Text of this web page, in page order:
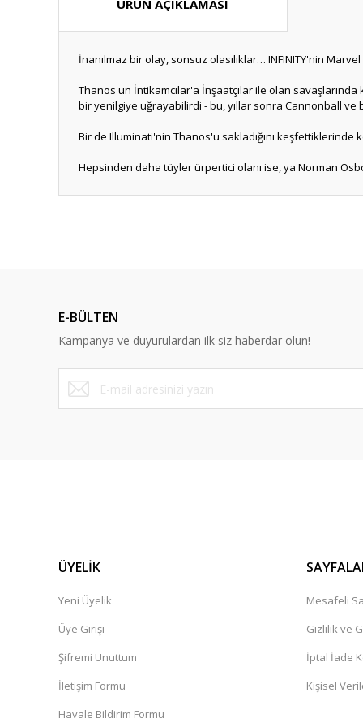
ÜRÜN AÇIKLAMASI
İnanılmaz bir olay, sonsuz olasılıklar… INFINITY'nin
Thanos'un İntikamcılar'a İnşaatçılar ile olan savaşlarında
bir yenilgiye uğrayabilirdi - bu, yıllar sonra Cannonball
Bir de Illuminati'nin Thanos'u sakladığını
Hepsinden daha tüyler ürpertici olanı ise, ya Norman
Ürün bilgilerinde hatalar bulunuyor.
Ürün fiyatı diğer sitelerden daha pahalı.
Bu ürüne benzer farklı alternatifler olmalı.
E-BÜLTEN
Kampanya ve duyurulardan ilk siz haberdar olun!
ÜYELİK
Yeni Üyelik
Üye Girişi
Şifremi Unuttum
İletişim Formu
Havale Bildirim Formu
Mesafeli
Gizlilik ve
İptal İade
Kişisel